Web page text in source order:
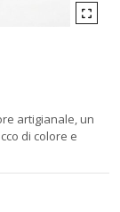
artigianale, un
di colore e